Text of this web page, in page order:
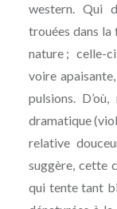
western. Qui
trouées dans
nature ; celle-
voire
pulsions.
dramatique
relative
suggère, cette
qui tente tant